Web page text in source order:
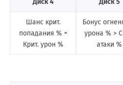
Диск 4
Шанс крит.
попадания % =
Крит. урон %
Диск 5
Бонус
урона % >
атаки %